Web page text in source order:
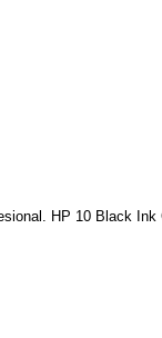
HP 10 Black